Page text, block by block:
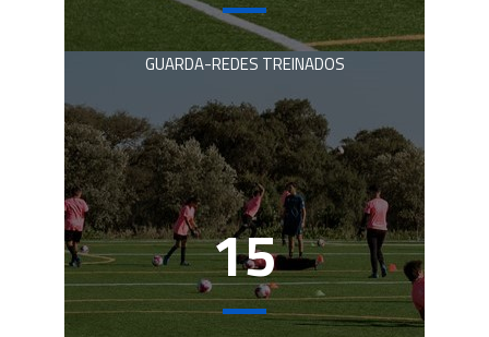
GUARDA-REDES TREINADOS
17